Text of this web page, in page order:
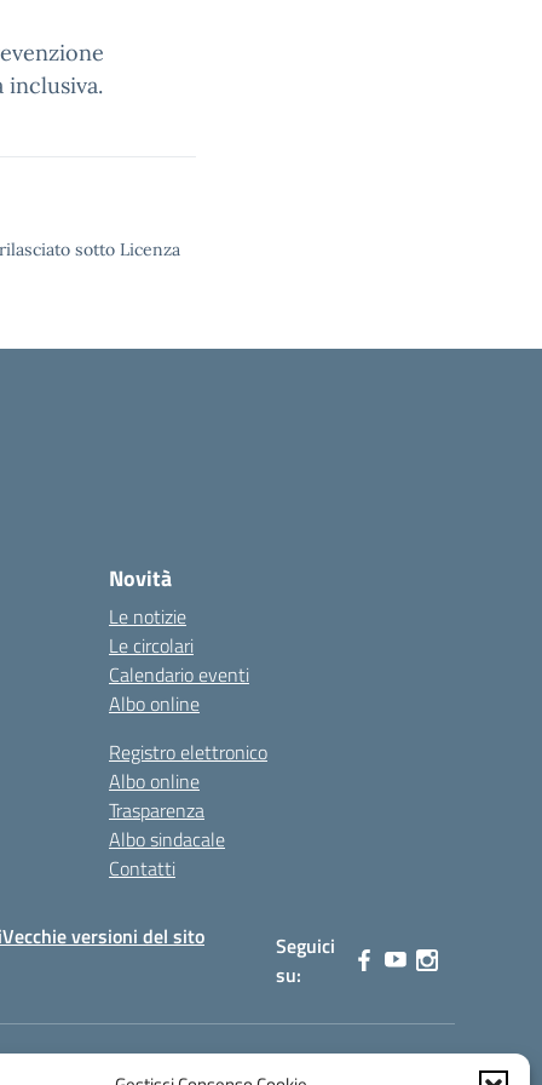
inclusiva.
sotto Licenza
Novità
Le notizie
Le circolari
Calendario eventi
Albo online
Registro elettronico
Albo online
Trasparenza
Albo sindacale
Contatti
Vecchie versioni del sito
Seguici
su: